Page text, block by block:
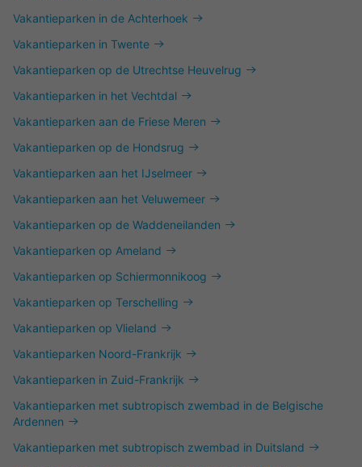
Vakantieparken in de Achterhoek
Vakantieparken in Twente
Vakantieparken op de Utrechtse Heuvelrug
Vakantieparken in het Vechtdal
Vakantieparken aan de Friese Meren
Vakantieparken op de Hondsrug
Vakantieparken aan het IJselmeer
Vakantieparken aan het Veluwemeer
Vakantieparken op de Waddeneilanden
Vakantieparken op Ameland
Vakantieparken op Schiermonnikoog
Vakantieparken op Terschelling
Vakantieparken op Vlieland
Vakantieparken Noord-Frankrijk
Vakantieparken in Zuid-Frankrijk
Vakantieparken met subtropisch zwembad in de Belgische
Ardennen
Vakantieparken met subtropisch zwembad in Duitsland